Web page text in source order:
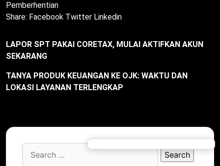
Pemberhentian
Share: Facebook Twitter Linkedin
LAPOR SPT PAKAI CORETAX, MULAI AKTIFKAN AKUN
SEKARANG
TANYA PRODUK KEUANGAN KE OJK: WAKTU DAN
LOKASI LAYANAN TERLENGKAP
Search
for: